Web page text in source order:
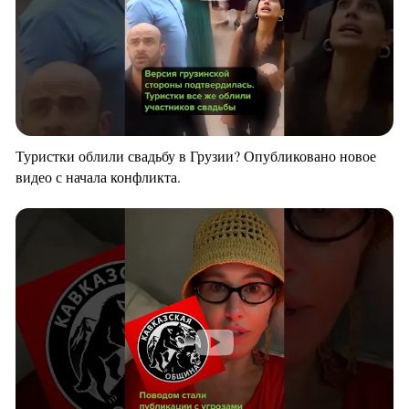
Туристки облили свадьбу в Грузии? Опубликовано новое
видео с начала конфликта.